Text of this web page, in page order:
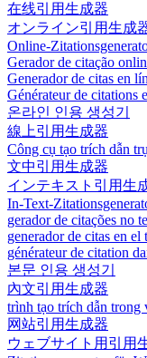
在线引用生成器
オンライン引用生成
Online-
Gerador de citação
Generador de citas en
Générateur de citations
온라인 인용 생성기
線上引用生成器
Công cụ tạo trích dẫn
文中引用生成器
インテキスト引用生
In-Text-
gerador de citações no
generador de citas en el
générateur de citation
본문 인용 생성기
內文引用生成器
trình tạo trích dẫn trong
网站引用生成器
ウェブサイト用引用